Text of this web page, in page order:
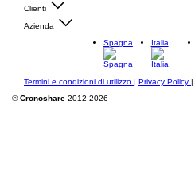
Clienti
Azienda
Spagna
Italia
Termini e condizioni di utilizzo | Privacy Policy |
©Cronoshare 2012-2026